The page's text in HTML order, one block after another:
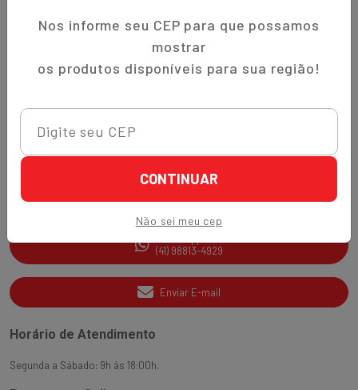
Nos informe seu CEP para que possamos
mostrar
os produtos disponíveis para sua região!
CONTINUAR
Não sei meu cep
Trocas e Devoluções
Nippon-Aji App
Ajuda e Suporte
SAC
(41) 3538-2177
(41) 98813-4929
Enviar E-mail
Horário de Atendimento
Segunda a Sábado: 9h às 18:00h.